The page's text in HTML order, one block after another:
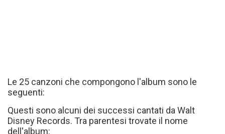
Le 25 canzoni che compongono l'album sono le
seguenti:
Questi sono alcuni dei successi cantati da Walt
Disney Records. Tra parentesi trovate il nome
dell'album: